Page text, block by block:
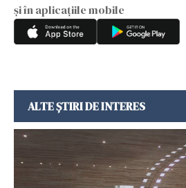
și în aplicațiile mobile
ALTE ȘTIRI DE INTERES